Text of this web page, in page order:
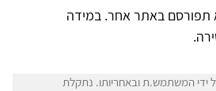
תפורסם באתר אחר. במידה
ידי המשתמש.ת ובאחריותו. נתקלת